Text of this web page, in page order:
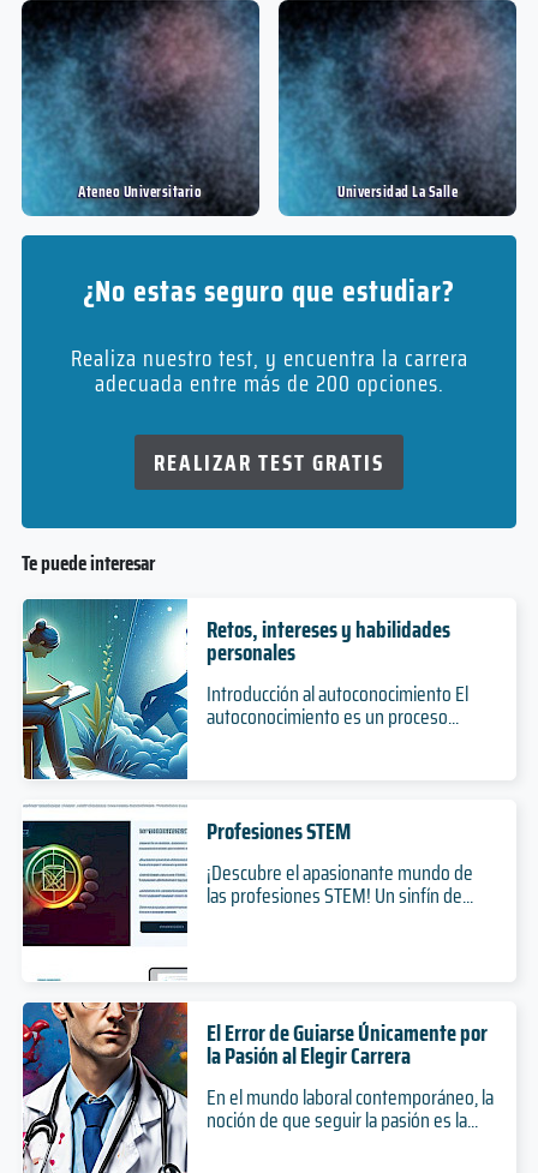
Ateneo Universitario Universidad La Salle
¿No estas seguro que estudiar?
Realiza nuestro test, y encuentra la carrera
adecuada entre más de 200 opciones.
REALIZAR TEST GRATIS
Te puede interesar
Retos, intereses y habilidades
personales
Introducción al autoconocimiento El
autoconocimiento es un proceso...
Profesiones STEM
¡Descubre el apasionante mundo de
las profesiones STEM! Un sinfín de...
El Error de Guiarse Únicamente por
la Pasión al Elegir Carrera
En el mundo laboral contemporáneo, la
noción de que seguir la pasión es la...